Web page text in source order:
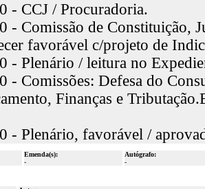
- CCJ / Procuradoria.
- Comissão de Constituição,
favorável c/projeto de
- Plenário / leitura no
- Comissões: Defesa do
Finanças e
- Plenário, favorável /
Emenda(s):
-
Autógrafo:
-